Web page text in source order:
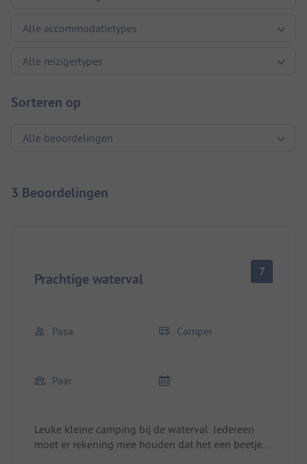
Sorteren op
3 Beoordelingen
Prachtige waterval 7
Pasa Camper
Paar
Leuke kleine camping bij de waterval. Iedereen
moet er rekening mee houden dat het een beetje